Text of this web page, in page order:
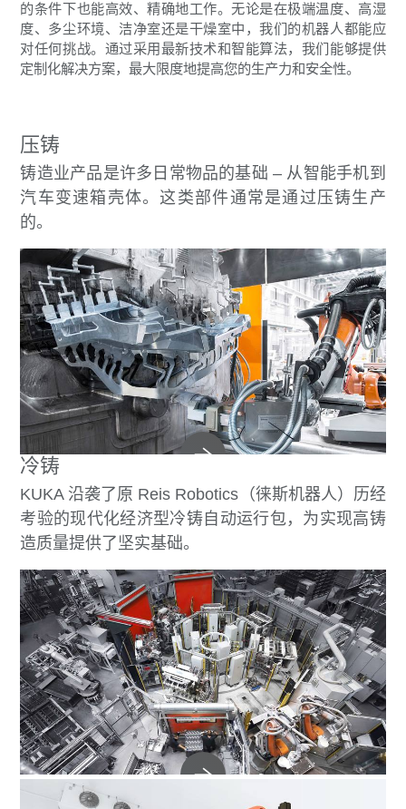
的条件下也能高效、精确地工作。无论是在极端温度、高湿
度、多尘环境、洁净室还是干燥室中，我们的机器人都能应
对任何挑战。通过采用最新技术和智能算法，我们能够提供
定制化解决方案，最大限度地提高您的生产力和安全性。
压铸
铸造业产品是许多日常物品的基础 – 从智能手机到
汽车变速箱壳体。这类部件通常是通过压铸生产
的。
冷铸
KUKA 沿袭了原 Reis Robotics（徕斯机器人）历经
考验的现代化经济型冷铸自动运行包，为实现高铸
造质量提供了坚实基础。